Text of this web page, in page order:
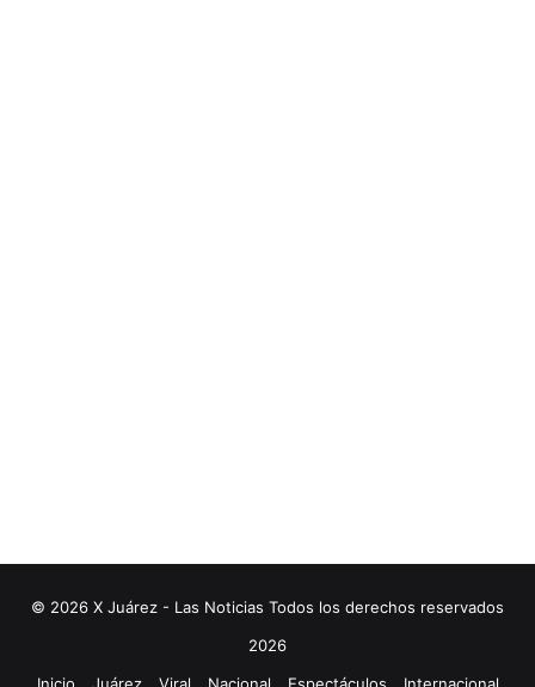
© 2026 X Juárez - Las Noticias Todos los derechos reservados
2026